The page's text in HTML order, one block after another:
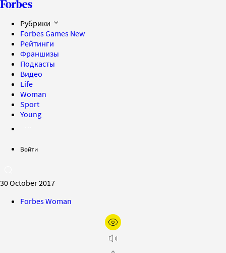
Рубрики
Forbes Games New
Рейтинги
Франшизы
Подкасты
Видео
Life
Woman
Sport
Young
Войти
30 October 2017
Forbes Woman